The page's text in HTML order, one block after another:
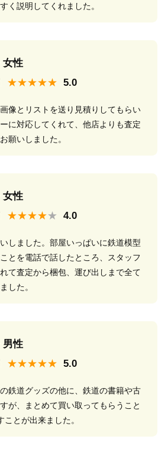
く説明してくれました。
女性
★★★★★
像とリストを送り見積りしてもらい
に対応してくれて、他店よりも査定
願いしました。
女性
★★★★
しました。部屋いっぱいに鉄道模型
とを電話で話したところ、スタッフ
て査定から梱包、運び出しまで全て
した。
男性
★★★★★
鉄道グッズの他に、鉄道の書籍や古
が、まとめて買い取ってもらうこと
とが出来ました。